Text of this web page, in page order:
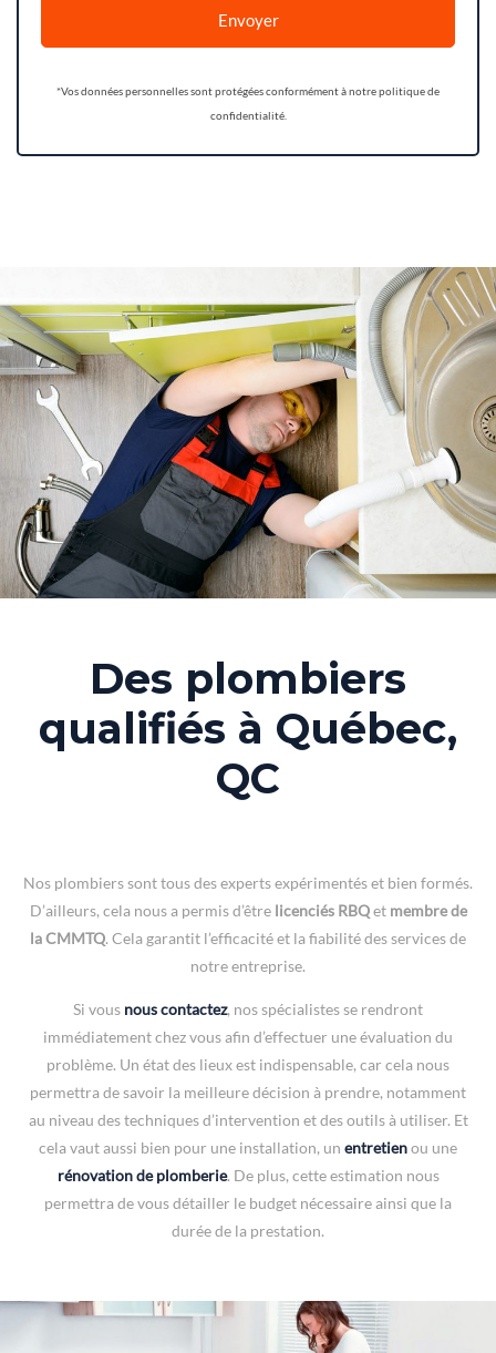
Envoyer
*Vos données personnelles sont protégées conformément à notre politique de
confidentialité.
Des plombiers
qualifiés à Québec,
QC
Nos plombiers sont tous des experts expérimentés et bien formés.
D’ailleurs, cela nous a permis d’être licenciés RBQet membre de
la CMMTQ. Cela garantit l’efficacité et la fiabilité des services de
notre entreprise.
Si vous nous contactez, nos spécialistes se rendront
immédiatement chez vous afin d’effectuer une évaluation du
problème. Un état des lieux est indispensable, car cela nous
permettra de savoir la meilleure décision à prendre, notamment
au niveau des techniques d’intervention et des outils à utiliser. Et
cela vaut aussi bien pour une installation, un entretienou une
rénovation de plomberie. De plus, cette estimation nous
permettra de vous détailler le budget nécessaire ainsi que la
durée de la prestation.